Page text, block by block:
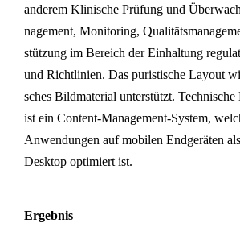
anderem Kli­ni­sche Prüfung und
nage­ment, Moni­to­ring,
stüt­zung im Bereich der Ein­hal­tung
und Richt­li­ni­en. Das puris­ti­sche Layout
sches Bild­ma­te­ri­al unter­stützt. Tech­ni­sche
ist ein Content-Manage­ment-System,
Anwen­dun­gen auf mobilen End­ge­rä­ten
Desktop opti­miert ist.
Ergeb­nis